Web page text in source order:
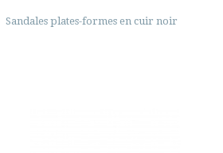
Sandales plates-formes en cuir noir